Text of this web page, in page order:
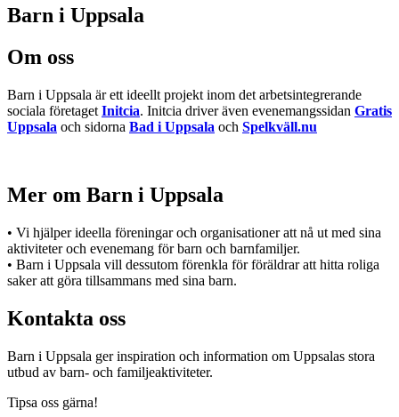
Barn i Uppsala
Om oss
Barn i Uppsala är ett ideellt projekt inom det arbetsintegrerande
sociala företaget Initcia. Initcia driver även evenemangssidan Gratis
Uppsala och sidorna Bad i Uppsala och Spelkväll.nu
Mer om Barn i Uppsala
• Vi hjälper ideella föreningar och organisationer att nå ut med sina
aktiviteter och evenemang för barn och barnfamiljer.
• Barn i Uppsala vill dessutom förenkla för föräldrar att hitta roliga
saker att göra tillsammans med sina barn.
Kontakta oss
Barn i Uppsala ger inspiration och information om Uppsalas stora
utbud av barn- och familjeaktiviteter.
Tipsa oss gärna!